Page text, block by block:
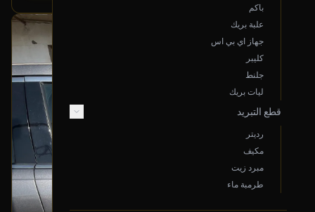
باكم
علبة بريك
جهاز اي بي اس
كليبر
جلنط
ليات بريك
قطع التبريد
رديتر
مكيف
مبرد زيت
طرمبة ماء
بحالة ممتازة
أصلي